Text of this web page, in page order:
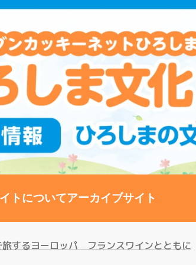
トについてアーカイブサイト
旅するヨーロッパ フランスワインとともに